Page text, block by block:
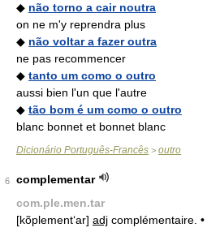
◆ não torno a cair noutra
on ne m'y reprendra plus
◆ não voltar a fazer outra
ne pas recommencer
◆ tanto um como o outro
aussi bien l'un que l'autre
◆ tão bom é um como o outro
blanc bonnet et bonnet blanc
Dicionário Português-Francês > outro
6
complementar
com.ple.men.tar
[kõplement‘ar] adj complémentaire. •